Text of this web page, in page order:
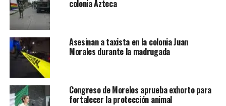
colonia Azteca
Asesinan a taxista en la colonia Juan
Morales durante la madrugada
Congreso de Morelos aprueba exhorto para
fortalecer la protección animal